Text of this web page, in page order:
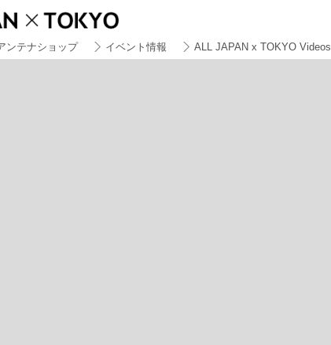
ンテナショップ イベント情報 ALL JAPAN x TOKYO Videos